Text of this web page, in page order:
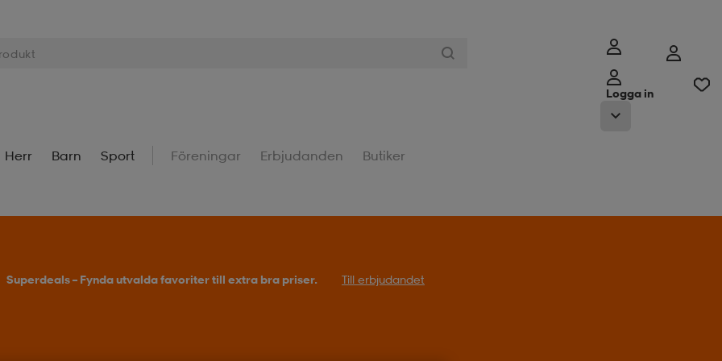
Logga in
Herr Barn Sport Föreningar Erbjudanden Butiker
Köp 2 eller fler, få 25% på outdoor. Till erbjudandet